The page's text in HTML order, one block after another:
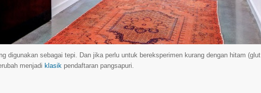
digunakan sebagai tepi. Dan jika perlu untuk bereksperimen kurang dengan hitam (glut
menjadi klasik pendaftaran pangsapuri.